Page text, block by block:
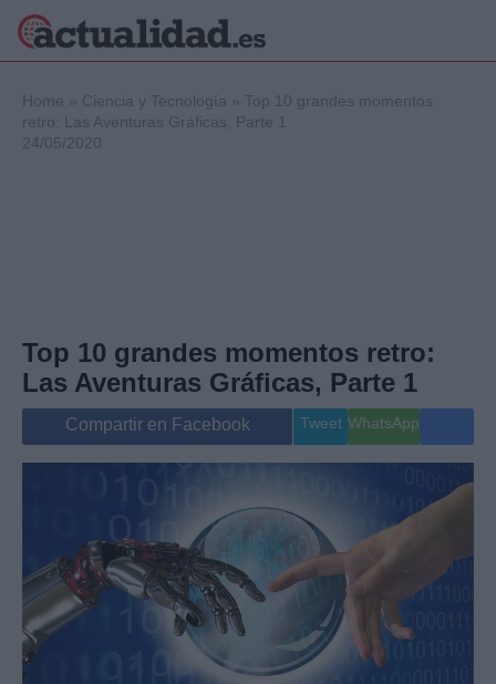
Internacional
Viajes
Gente
Musica
Home » Ciencia y Tecnología » Top 10 grandes momentos
retro: Las Aventuras Gráficas, Parte 1
24/05/2020
Top 10 grandes momentos retro:
Las Aventuras Gráficas, Parte 1
Compartir en Facebook Tweet WhatsApp